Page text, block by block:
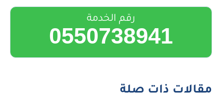
رقم الخدمة
0550738941
مقالات ذات صلة